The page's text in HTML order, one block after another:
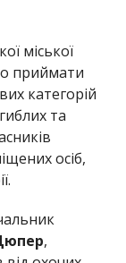
міської
приймати
категорій
та
осіб,
,